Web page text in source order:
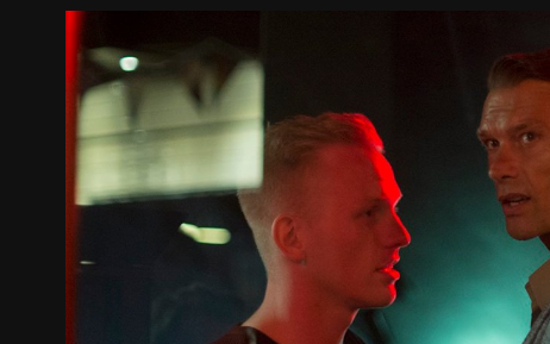
เนื้อหาที่แนะนำ รายละเอียด